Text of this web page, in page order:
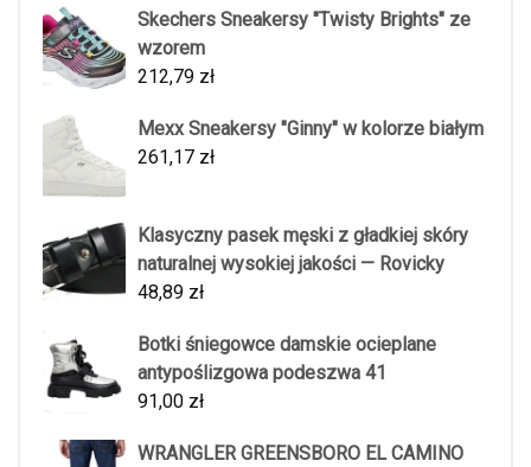
Skechers Sneakersy "Twisty Brights" ze
wzorem
212,79 zł
Mexx Sneakersy "Ginny" w kolorze białym
261,17 zł
Klasyczny pasek męski z gładkiej skóry
naturalnej wysokiej jakości — Rovicky
48,89 zł
Botki śniegowce damskie ocieplane
antypoślizgowa podeszwa 41
91,00 zł
WRANGLER GREENSBORO EL CAMINO